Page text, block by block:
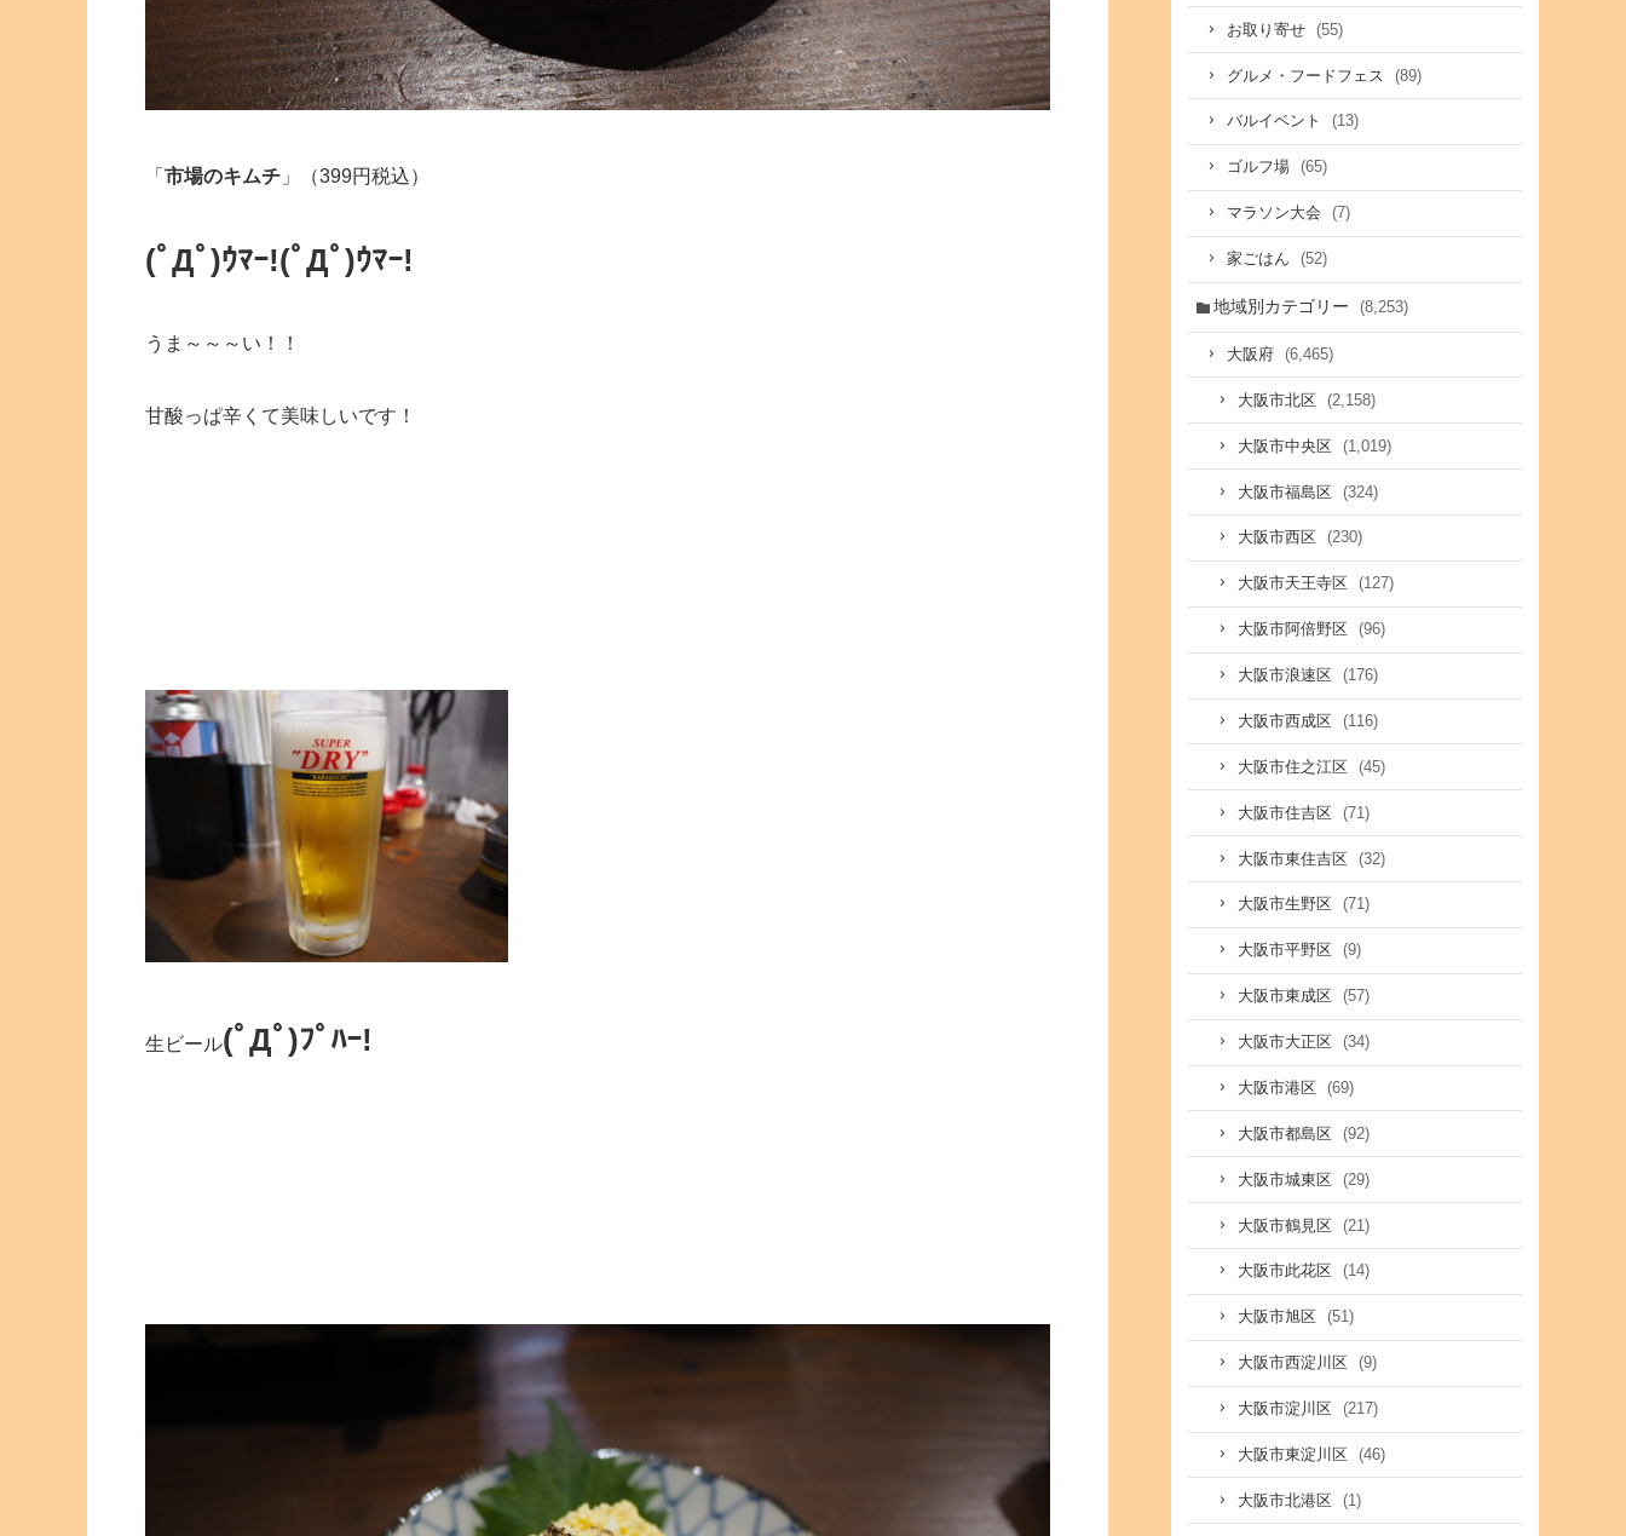
「 市場のキムチ 」（399円税込）
(ﾟДﾟ)ｳﾏｰ!(ﾟДﾟ)ｳﾏｰ!
うま～～～い！！
甘酸っぱ辛くて美味しいです！
生ビール(ﾟДﾟ)ﾌﾟﾊｰ!
お取り寄せ (55)
グルメ・フードフェス (89)
バルイベント (13)
ゴルフ場 (65)
マラソン大会 (7)
家ごはん (52)
地域別カテゴリー (8,253)
大阪府 (6,465)
大阪市北区 (2,158)
大阪市中央区 (1,019)
大阪市福島区 (324)
大阪市西区 (230)
大阪市天王寺区 (127)
大阪市阿倍野区 (96)
大阪市浪速区 (176)
大阪市西成区 (116)
大阪市住之江区 (45)
大阪市住吉区 (71)
大阪市東住吉区 (32)
大阪市生野区 (71)
大阪市平野区 (9)
大阪市東成区 (57)
大阪市大正区 (34)
大阪市港区 (69)
大阪市都島区 (92)
大阪市城東区 (29)
大阪市鶴見区 (21)
大阪市此花区 (14)
大阪市旭区 (51)
大阪市西淀川区 (9)
大阪市淀川区 (217)
大阪市東淀川区 (46)
大阪市北港区 (1)